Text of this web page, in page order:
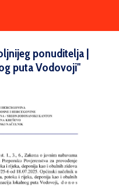
ponuditelja |
puta Vodovoji''